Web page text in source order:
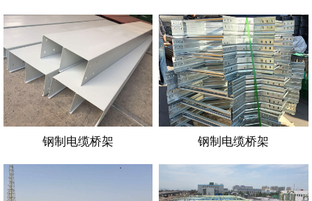
钢制电缆桥架 钢制电缆桥架